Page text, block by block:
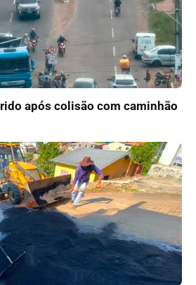
após colisão com caminhão